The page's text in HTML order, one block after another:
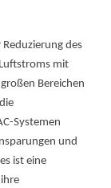
des
mit
Bereichen
Systemen
und
ist eine